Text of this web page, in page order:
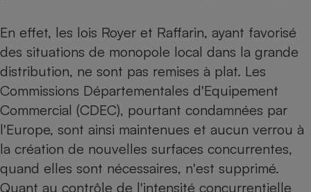
En effet, les lois Royer et Raffarin, ayant favorisé
des situations de monopole local dans la grande
distribution, ne sont pas remises à plat. Les
Commissions Départementales d'Equipement
Commercial (CDEC), pourtant condamnées par
l'Europe, sont ainsi maintenues et aucun verrou à
la création de nouvelles surfaces concurrentes,
quand elles sont nécessaires, n'est supprimé.
Quant au contrôle de l'intensité concurrentielle
Complément
alimentaire
Assurance emprunteur
Gros électroménager
Petit électroménager -
Internet
Téléphonie
Mutuelle